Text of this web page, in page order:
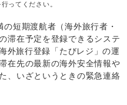
ってください。
短期渡航者（海外旅行者・
滞在予定を登録できるシステ
外旅行登録「たびレジ」の運
在先の最新の海外安全情報や
、いざというときの緊急連絡